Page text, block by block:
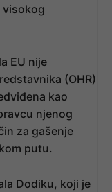
visokog
EU nije
(OHR)
kao
njenog
za gašenje
putu.
Dodiku, koji je